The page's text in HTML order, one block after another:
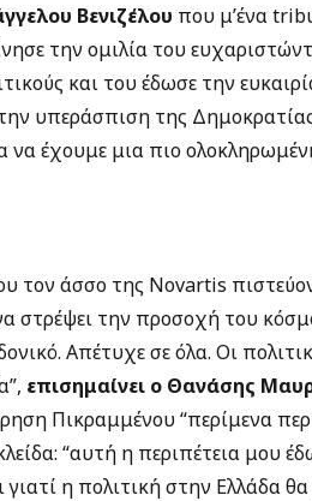
Βενιζέλου που μ’ένα
την ομιλία του
και του έδωσε την
υπεράσπιση της
έχουμε μια πιο
τον άσσο της Novartis
στρέψει την προσοχή του
Απέτυχε σε όλα. Οι
επισημαίνει ο Θανάσης
Πικραμμένου “περίμενα
“αυτή η περιπέτεια μου
η πολιτική στην Ελλάδα θα